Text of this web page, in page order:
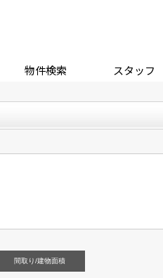
物件検索 スタッフ
間取り/建物面積